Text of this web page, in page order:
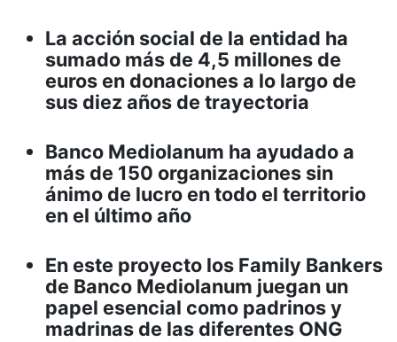
La acción social de la entidad ha
sumado más de 4,5 millones de
euros en donaciones a lo largo de
sus diez años de trayectoria
Banco Mediolanum ha ayudado a
más de 150 organizaciones sin
ánimo de lucro en todo el territorio
en el último año
En este proyecto los Family Bankers
de Banco Mediolanum juegan un
papel esencial como padrinos y
madrinas de las diferentes ONG